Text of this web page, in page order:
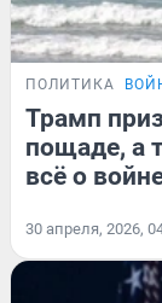
ПОЛИТИКА
Трамп
пощаде, а
всё о
30 апреля, 2026,